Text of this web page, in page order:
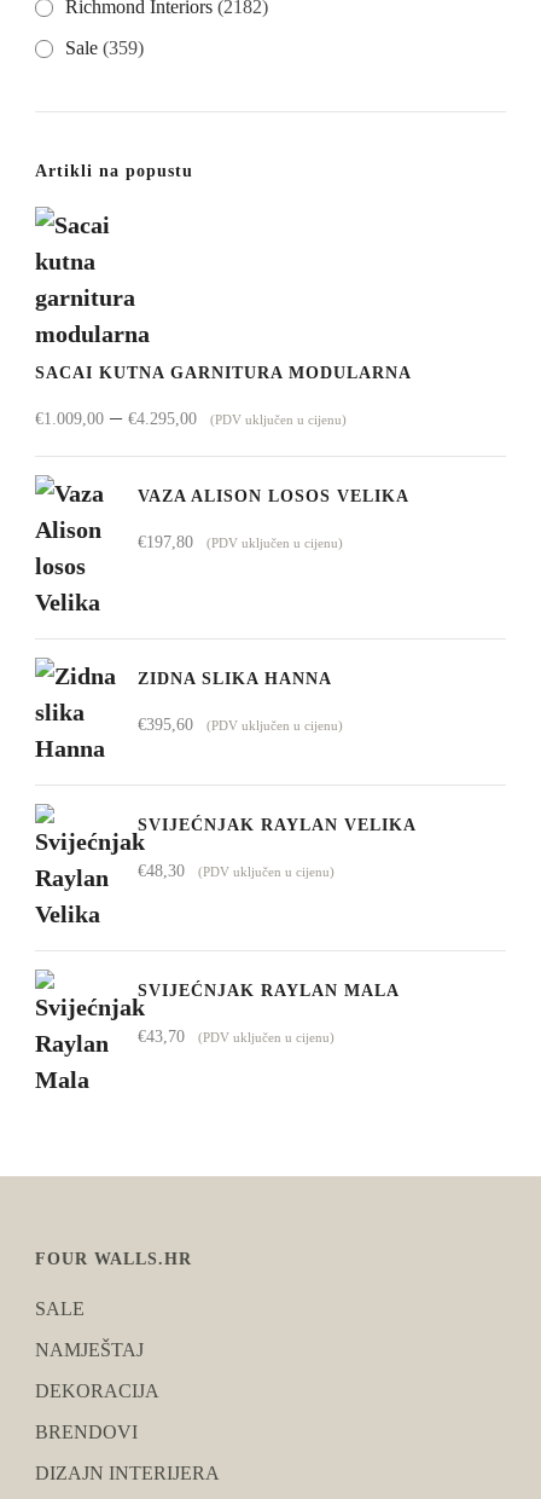
Richmond Interiors (2182)
Sale (359)
Artikli na popustu
SACAI KUTNA GARNITURA MODULARNA
€1.009,00 – €4.295,00Raspon
cijena:
od
(PDV uključen u cijenu)
VAZA ALISON LOSOS VELIKA
€197,80 (PDV uključen u cijenu)
ZIDNA SLIKA HANNA
€395,60 (PDV uključen u cijenu)
SVIJEĆNJAK RAYLAN VELIKA
€48,30 (PDV uključen u cijenu)
SVIJEĆNJAK RAYLAN MALA
€43,70 (PDV uključen u cijenu)
FOUR WALLS.HR
SALE
NAMJEŠTAJ
DEKORACIJA
BRENDOVI
DIZAJN INTERIJERA